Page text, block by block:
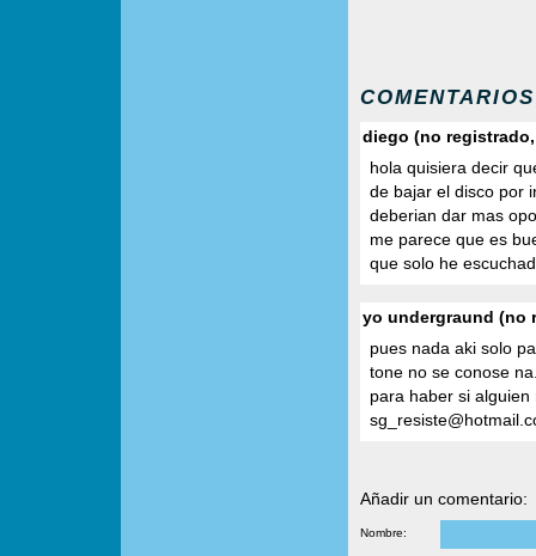
COMENTARIOS
diego (no
hola quisiera decir
de bajar el disco por
deberian dar mas
me parece que es
que solo he
yo undergraund (no
pues nada aki solo
tone no se conose
para haber si
Añadir un comentario:
Nombre: